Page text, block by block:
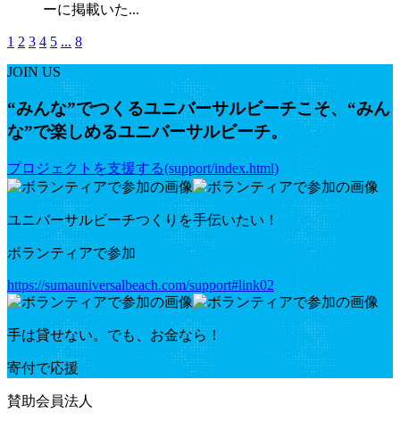
ーに掲載いた...
1 2 3 4 5 ... 8
JOIN US
“みんな”でつくるユニバーサルビーチこそ、“みん
な”で楽しめるユニバーサルビーチ。
プロジェクトを支援する(support/index.html)
ユニバーサルビーチつくりを手伝いたい！
ボランティアで参加
https://sumauniversalbeach.com/support#link02
手は貸せない。でも、お金なら！
寄付で応援
賛助会員法人